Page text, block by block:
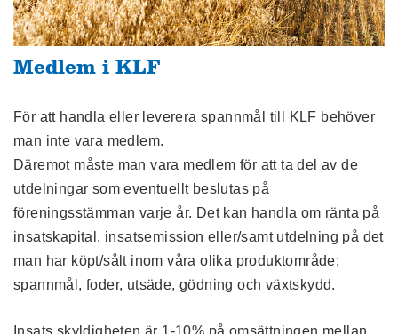
Medlem i KLF
För att handla eller leverera spannmål till KLF behöver
man inte vara medlem.
Däremot måste man vara medlem för att ta del av de
utdelningar som eventuellt beslutas på
föreningsstämman varje år. Det kan handla om ränta på
insatskapital, insatsemission eller/samt utdelning på det
man har köpt/sålt inom våra olika produktområde;
spannmål, foder, utsäde, gödning och växtskydd.
Insats skyldigheten är 1-10% på omsättningen mellan